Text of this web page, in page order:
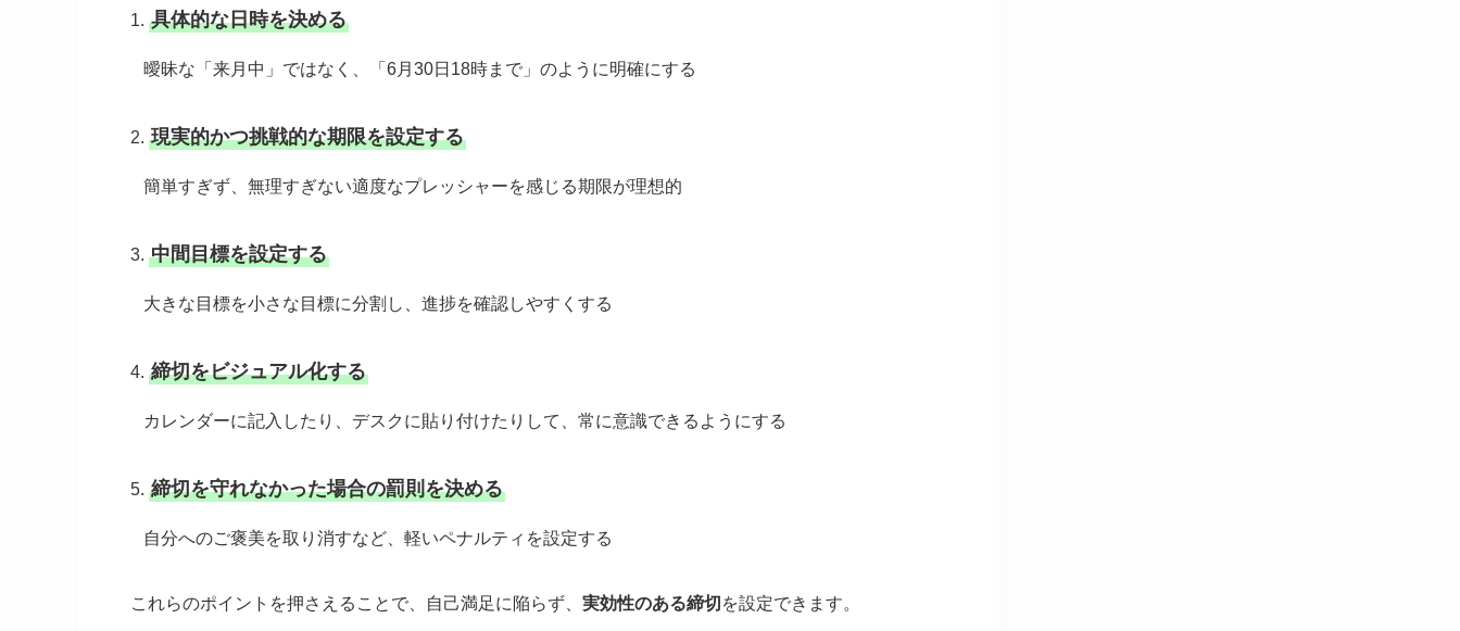
1. 具体的な日時を決める
曖昧な「来月中」ではなく、「6月30日18時まで」のように明確にする
2. 現実的かつ挑戦的な期限を設定する
簡単すぎず、無理すぎない適度なプレッシャーを感じる期限が理想的
3. 中間目標を設定する
大きな目標を小さな目標に分割し、進捗を確認しやすくする
4. 締切をビジュアル化する
カレンダーに記入したり、デスクに貼り付けたりして、常に意識できるようにする
5. 締切を守れなかった場合の罰則を決める
自分へのご褒美を取り消すなど、軽いペナルティを設定する
これらのポイントを押さえることで、自己満足に陥らず、 実効性のある締切 を設定できます。